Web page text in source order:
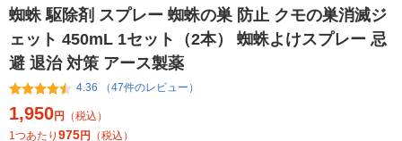
蜘蛛 駆除剤 スプレー 蜘蛛の巣 防止 クモの巣消滅ジ
ェット 450mL 1セット（2本） 蜘蛛よけスプレー 忌
避 退治 対策 アース製薬
4.36 （47件のレビュー）
1,950円
（税込）
1つあたり 975円 （税込）